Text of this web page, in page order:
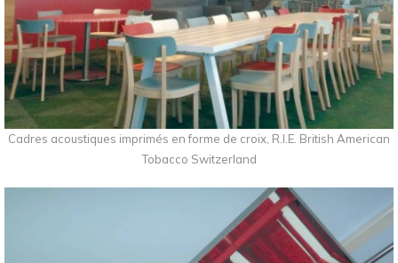
Cadres acoustiques imprimés en forme de croix, R.I.E. British American
Tobacco Switzerland